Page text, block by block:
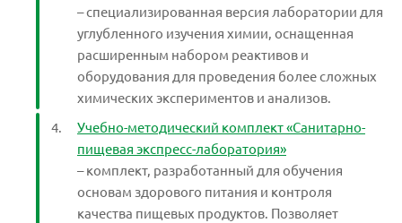
– специализированная версия лаборатории для
углубленного изучения химии, оснащенная
расширенным набором реактивов и
оборудования для проведения более сложных
химических экспериментов и анализов.
Учебно-методический комплект «Санитарно-
пищевая экспресс-лаборатория»
– комплект, разработанный для обучения
основам здорового питания и контроля
качества пищевых продуктов. Позволяет